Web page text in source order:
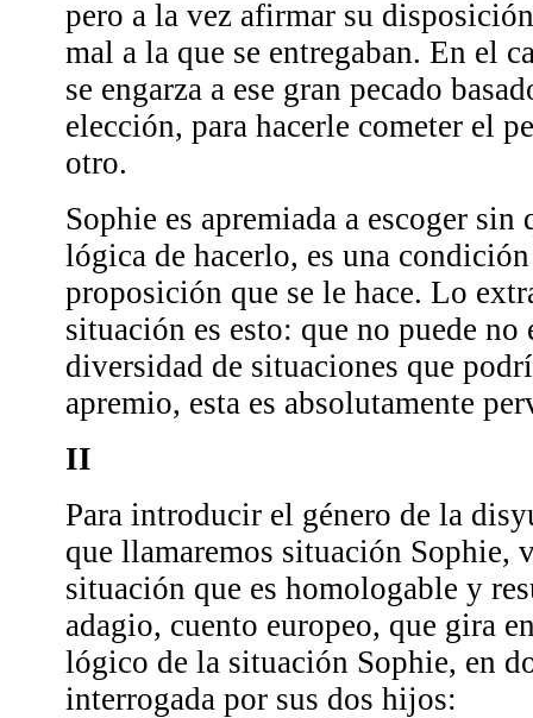
pero a la vez afirmar su
mal a la que se entregaban. En el
se engarza a ese gran pecado
elección, para hacerle cometer el
otro.
Sophie es apremiada a escoger sin
lógica de hacerlo, es una
proposición que se le hace. Lo
situación es esto: que no puede no
diversidad de situaciones que
apremio, esta es absolutamente
II
Para introducir el género de la
que llamaremos situación Sophie,
situación que es homologable y
adagio, cuento europeo, que gira
lógico de la situación Sophie, en
interrogada por sus dos hijos: